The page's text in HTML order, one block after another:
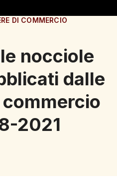
DI COMMERCIO
nocciole
dalle
2021